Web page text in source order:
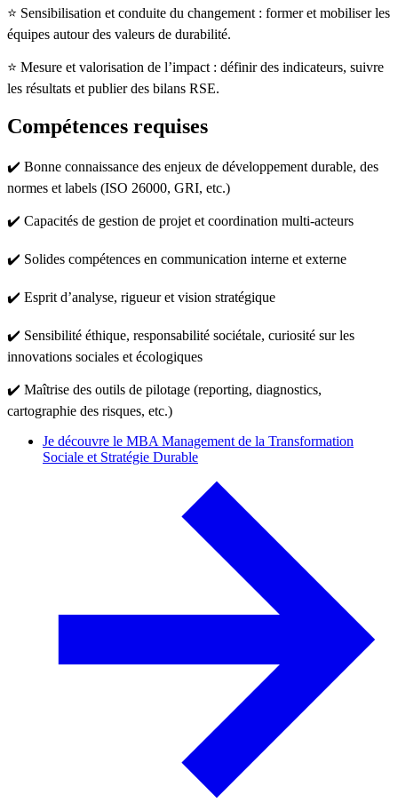
⭐ Sensibilisation et conduite du changement : former et mobiliser les
équipes autour des valeurs de durabilité.
⭐ Mesure et valorisation de l’impact : définir des indicateurs, suivre
les résultats et publier des bilans RSE.
Compétences requises
✔️ Bonne connaissance des enjeux de développement durable, des
normes et labels (ISO 26000, GRI, etc.)
✔️ Capacités de gestion de projet et coordination multi-acteurs
✔️ Solides compétences en communication interne et externe
✔️ Esprit d’analyse, rigueur et vision stratégique
✔️ Sensibilité éthique, responsabilité sociétale, curiosité sur les
innovations sociales et écologiques
✔️ Maîtrise des outils de pilotage (reporting, diagnostics,
cartographie des risques, etc.)
Je découvre le MBA Management de la Transformation
Sociale et Stratégie Durable